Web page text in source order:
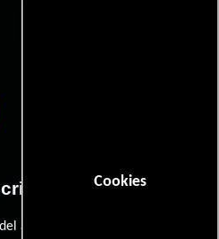
Cookies
del año 2017, está dirigida por